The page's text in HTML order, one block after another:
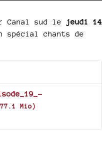
Canal sud le
jeudi 14
spécial chants de
Mio)